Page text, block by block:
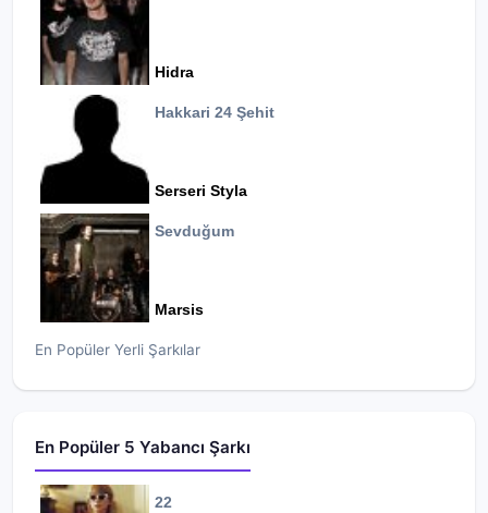
Hidra
Hakkari 24 Şehit
Serseri Styla
Sevduğum
Marsis
En Popüler Yerli Şarkılar
En Popüler 5 Yabancı Şarkı
22